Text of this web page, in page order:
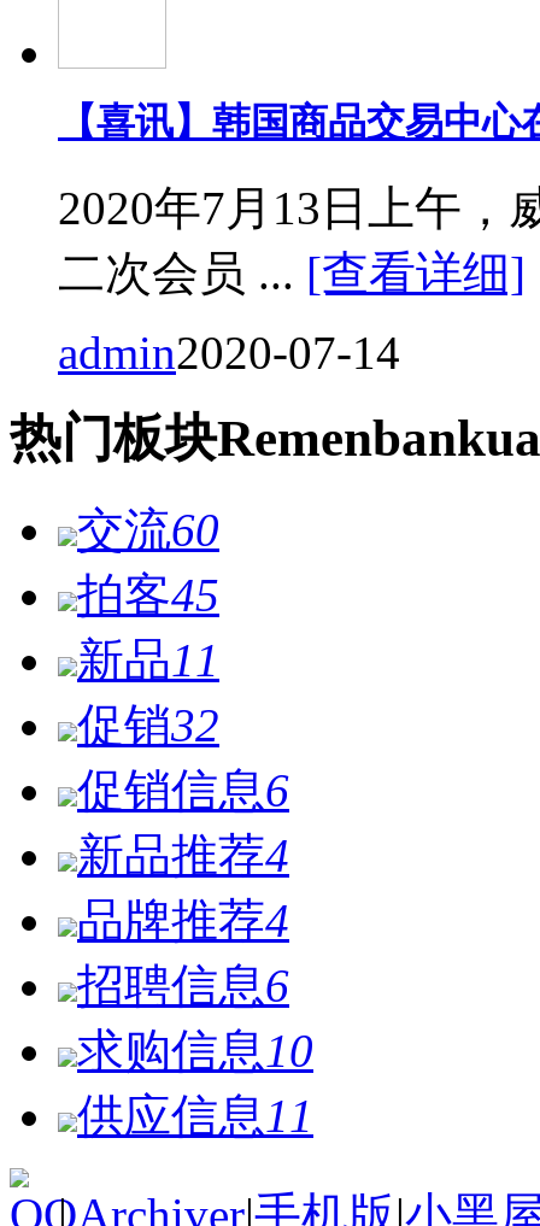
【喜讯】韩国商品交易中
2020年7月13日上午，
二次会员 ... [查看详细]
admin2020-07-14
热门板块Remen
交流60
拍客45
新品11
促销32
促销信息6
新品推荐4
品牌推荐4
招聘信息6
求购信息 10
供应信息 11
| Archiver|手机版|小黑